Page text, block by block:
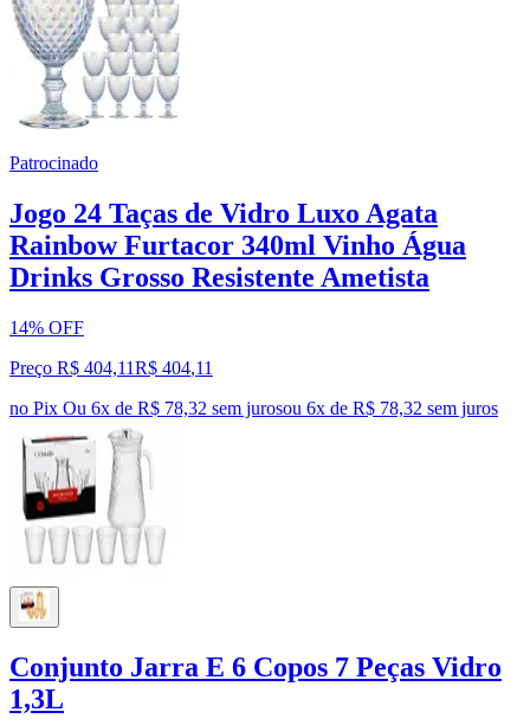
Patrocinado
Jogo 24 Taças de Vidro Luxo Agata
Rainbow Furtacor 340ml Vinho Água
Drinks Grosso Resistente Ametista
14% OFF
Preço R$ 404,11R$ 404,11
no Pix Ou 6x de R$ 78,32 sem jurosou 6x de R$ 78,32 sem juros
Conjunto Jarra E 6 Copos 7 Peças Vidro
1,3L